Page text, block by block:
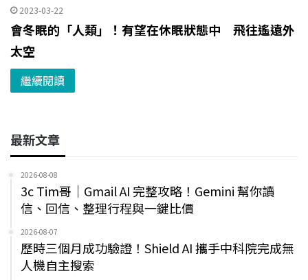
2023-03-22
會冬眠的「人類」！有望在休眠狀態中 飛往遙遠外
太空
繼續閱讀
最新文章
2026-08-08
3c Tim哥｜Gmail AI 完整攻略！Gemini 幫你讀
信、回信、整理行程與一鍵比價
2026-08-07
歷時三個月成功驗證！Shield AI 攜手中科院完成無
人機自主搜索